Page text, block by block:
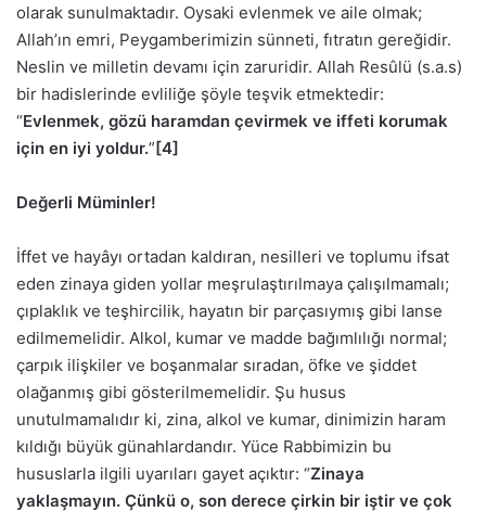
olarak sunulmaktadır. Oysaki evlenmek ve aile olmak;
Allah’ın emri, Peygamberimizin sünneti, fıtratın gereğidir.
Neslin ve milletin devamı için zaruridir. Allah Resûlü (s.a.s)
bir hadislerinde evliliğe şöyle teşvik etmektedir:
“Evlenmek, gözü haramdan çevirmek ve iffeti korumak
için en iyi yoldur.”[4]
Değerli Müminler!
İffet ve hayâyı ortadan kaldıran, nesilleri ve toplumu ifsat
eden zinaya giden yollar meşrulaştırılmaya çalışılmamalı;
çıplaklık ve teşhircilik, hayatın bir parçasıymış gibi lanse
edilmemelidir. Alkol, kumar ve madde bağımlılığı normal;
çarpık ilişkiler ve boşanmalar sıradan, öfke ve şiddet
olağanmış gibi gösterilmemelidir. Şu husus
unutulmamalıdır ki, zina, alkol ve kumar, dinimizin haram
kıldığı büyük günahlardandır. Yüce Rabbimizin bu
hususlarla ilgili uyarıları gayet açıktır: “Zinaya
yaklaşmayın. Çünkü o, son derece çirkin bir iştir ve çok